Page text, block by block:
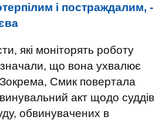
і постраждалим, -
які моніторять роботу
що вона ухвалює
Зокрема, Смик повертала
акт щодо суддів
обвинувачених в